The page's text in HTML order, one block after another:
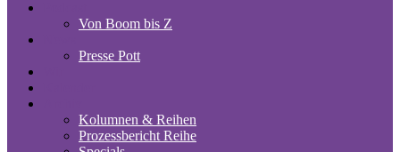
Von Boom bis Z
Presse Pott
Kolumnen & Reihen
Prozessbericht Reihe